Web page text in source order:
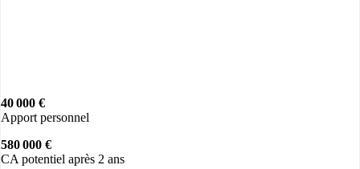
40 000 €
Apport personnel
580 000 €
CA potentiel après 2 ans